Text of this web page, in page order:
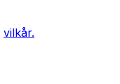
vilkår.